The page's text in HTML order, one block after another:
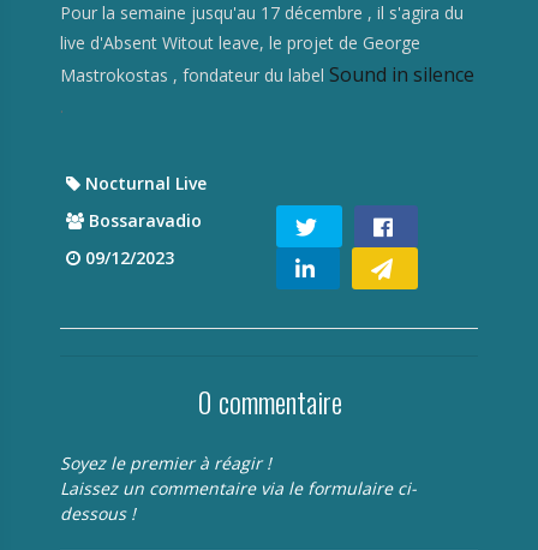
Pour la semaine jusqu'au 17 décembre , il s'agira du
live d'Absent Witout leave, le projet de George
Mastrokostas , fondateur du label Sound in silence
.
Nocturnal Live
Bossaravadio
09/12/2023
0 commentaire
Soyez le premier à réagir !
Laissez un commentaire via le formulaire ci-
dessous !